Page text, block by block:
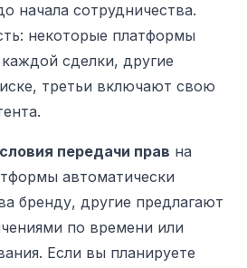
начала сотрудничества.
некоторые платформы
сделки, другие
третьи включают свою
передачи прав на
автоматически
бренду, другие предлагают
по времени или
Если вы планируете